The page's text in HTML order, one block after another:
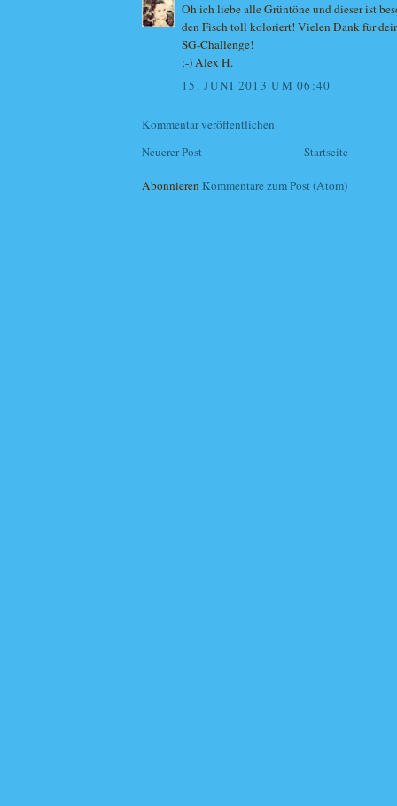
Oh ich liebe alle Grüntöne und dieser ist
den Fisch toll koloriert! Vielen Dank für
SG-Challenge!
;-) Alex H.
15. JUNI 2013 UM 06:40
Kommentar veröffentlichen
Neuerer Post
Startseite
Abonnieren Kommentare zum Post (Atom)